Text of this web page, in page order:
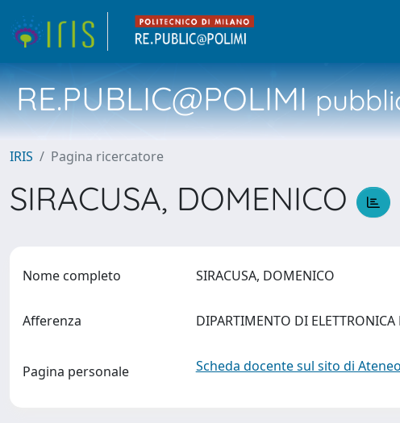
RE.PUBLIC@POLIMI
IRIS Pagina ricercatore
SIRACUSA, DOMENICO
Nome completo SIRACUSA, DOMENICO
Afferenza DIPARTIMENTO DI
Pagina personale Scheda docente sul sito di Ateneo